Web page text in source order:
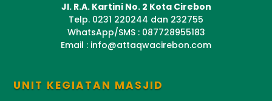
Jl. R.A. Kartini No. 2 Kota Cirebon
Telp. 0231 220244 dan 232755
WhatsApp/SMS : 087728955183
Email : info@attaqwacirebon.com
UNIT KEGIATAN MASJID